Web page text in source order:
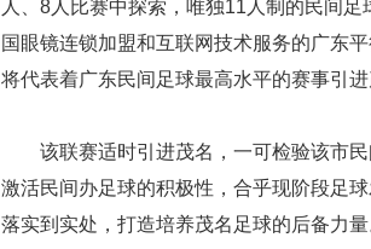
人、 8 人比赛中探索，唯独11 人制的民间
国眼镜连锁加盟和互联网技术服务的广东
将代表着广东民间足球最高水平的赛事引
该联赛适时引进茂名，一可检验该市
激活民间办足球的积极性，合乎现阶段足
落实到实处，打造培养茂名足球的后备力